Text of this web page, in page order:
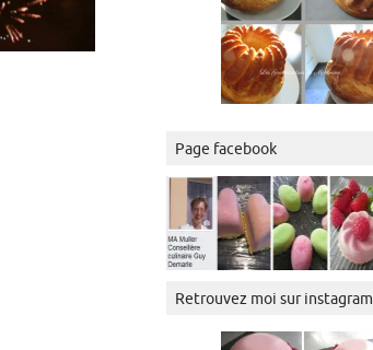
Page facebook
Retrouvez moi sur instagram